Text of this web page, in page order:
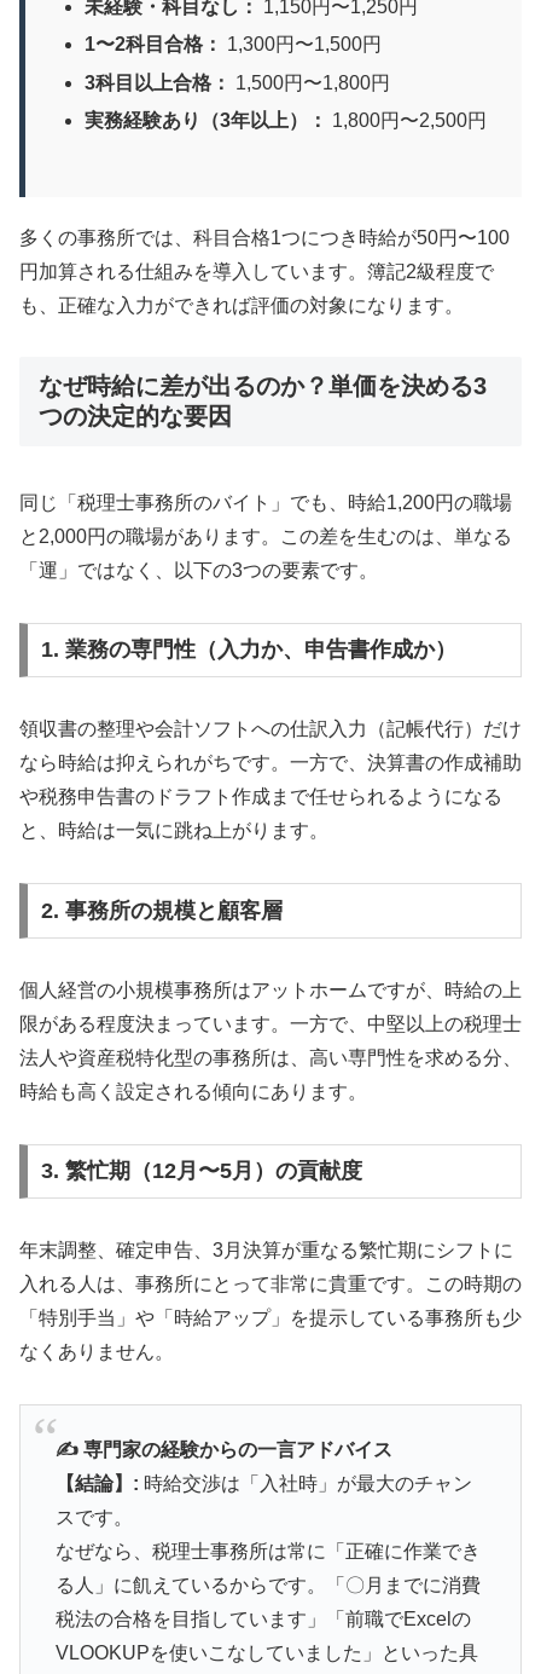
未経験・科目なし：
1,150円〜1,250円
1〜2科目合格：
1,300円〜1,500円
3科目以上合格：
1,500円〜1,800円
実務経験あり（3年以上）：
1,800円〜2,500円
多くの事務所では、科目合格1つにつき時給が50円〜100
円加算される仕組みを導入しています。簿記2級程度で
も、正確な入力ができれば評価の対象になります。
なぜ時給に差が出るのか？単価を決める3
つの決定的な要因
同じ「税理士事務所のバイト」でも、時給1,200円の職場
と2,000円の職場があります。この差を生むのは、単なる
「運」ではなく、以下の3つの要素です。
1. 業務の専門性（入力か、申告書作成か）
領収書の整理や会計ソフトへの仕訳入力（記帳代行）だけ
なら時給は抑えられがちです。一方で、決算書の作成補助
や税務申告書のドラフト作成まで任せられるようになる
と、時給は一気に跳ね上がります。
2. 事務所の規模と顧客層
個人経営の小規模事務所はアットホームですが、時給の上
限がある程度決まっています。一方で、中堅以上の税理士
法人や資産税特化型の事務所は、高い専門性を求める分、
時給も高く設定される傾向にあります。
3. 繁忙期（12月〜5月）の貢献度
年末調整、確定申告、3月決算が重なる繁忙期にシフトに
入れる人は、事務所にとって非常に貴重です。この時期の
「特別手当」や「時給アップ」を提示している事務所も少
なくありません。
✍️ 専門家の経験からの一言アドバイス
【結論】: 時給交渉は「入社時」が最大のチャン
スです。
なぜなら、税理士事務所は常に「正確に作業でき
る人」に飢えているからです。「〇月までに消費
税法の合格を目指しています」「前職でExcelの
VLOOKUPを使いこなしていました」といった具